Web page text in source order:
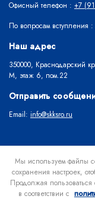
Офисный телефон : +7
По вопросам вступления :
Наш адрес
350000, Краснодарский
М, этаж 6, пом.22
Отправить
Email: info@skksro.ru
Об Ассоциации
Мы используем файлы
сохранения настроек,
Продолжая
в соответствии с